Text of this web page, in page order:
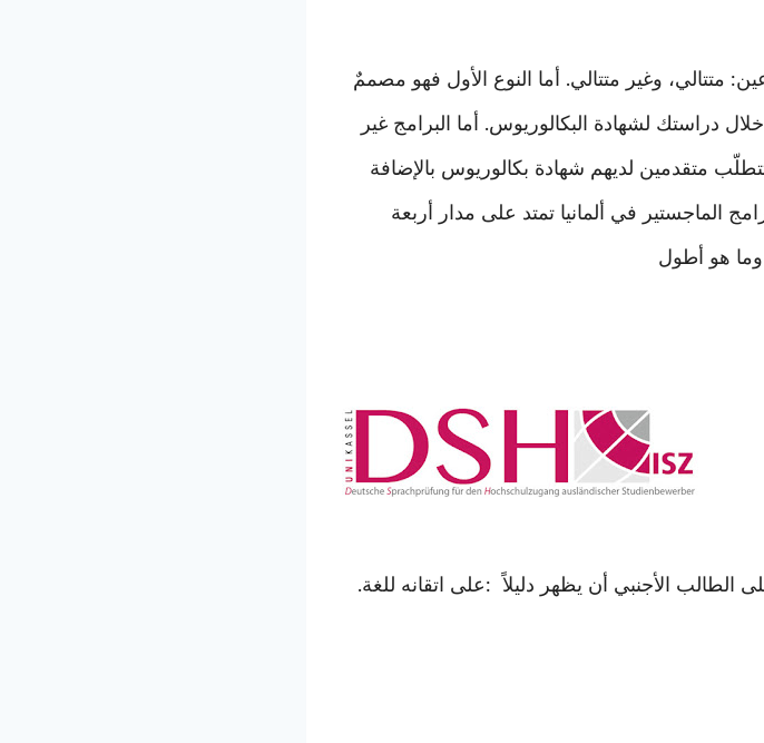
متتالي، وغير متتالي. أما النوع الأول فهو مصممٌ
دراستك لشهادة البكالوريوس. أما البرامج غير
تتطلّب متقدمين لديهم شهادة بكالوريوس بالإضافة
الماجستير في ألمانيا تمتد على مدار أربعة
هو أطول
الطالب الأجنبي أن يظهر دليلاً :على اتقانه للغة.